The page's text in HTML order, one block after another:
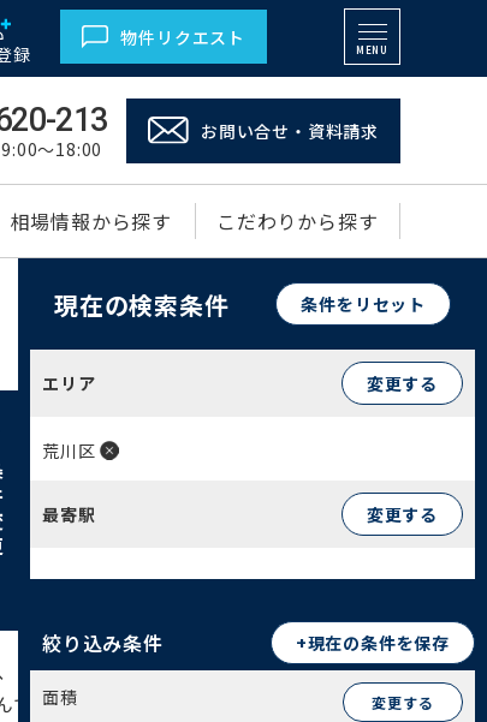
録
物件リクエスト
MENU
213
9:00～18:00
お問い合せ・資料請求
相場情報から探す こだわりから探す
現在の検索条件 条件をリセット
エリア 変更する
荒川区
最寄駅 変更する
絞り込み条件 +現在の条件を保存
面積 変更する
西日暮里(29)
日暮里地区の一部は山手台地となっていま
います。南千住地区の再開発は延面積で